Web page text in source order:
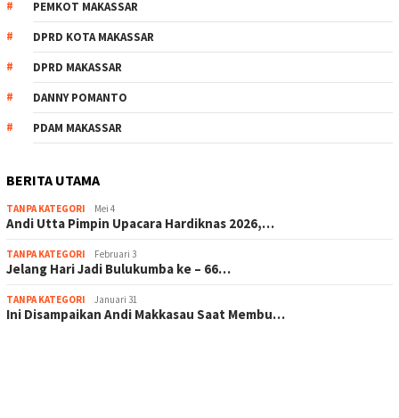
PEMKOT MAKASSAR
DPRD KOTA MAKASSAR
DPRD MAKASSAR
DANNY POMANTO
PDAM MAKASSAR
BERITA UTAMA
TANPA KATEGORI Mei 4
Andi Utta Pimpin Upacara Hardiknas 2026,…
TANPA KATEGORI Februari 3
Jelang Hari Jadi Bulukumba ke – 66…
TANPA KATEGORI Januari 31
Ini Disampaikan Andi Makkasau Saat Membu…